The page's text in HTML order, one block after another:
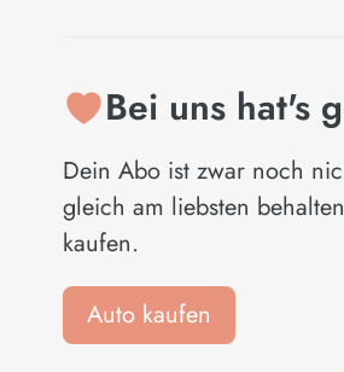
Bei uns hat's
Dein Abo ist zwar noch
gleich am liebsten
kaufen.
Auto kaufen